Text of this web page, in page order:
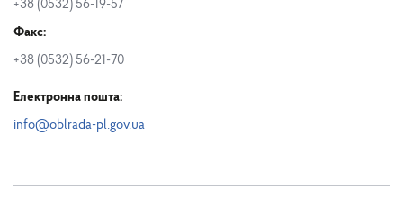
+38 (0532) 56-19-57
Факс:
+38 (0532) 56-21-70
Електронна пошта:
info@oblrada-pl.gov.ua